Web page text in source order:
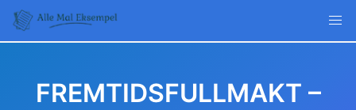
Skip
content
FREMTIDSFULLMAKT –